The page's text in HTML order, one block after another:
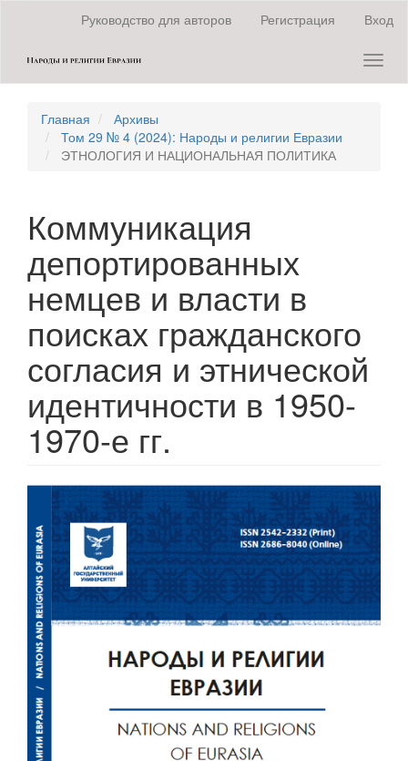
содержанию
страницы
навигация
Основное
содержание
Руководство для авторов Регистрация Вход
Главная
Архивы
Том 29 № 4 (2024): Народы и религии Евразии
ЭТНОЛОГИЯ И НАЦИОНАЛЬНАЯ ПОЛИТИКА
Коммуникация
депортированных
немцев и власти в
поисках гражданского
согласия и этнической
идентичности в 1950-
1970-е гг.
Статья
боковой
панели